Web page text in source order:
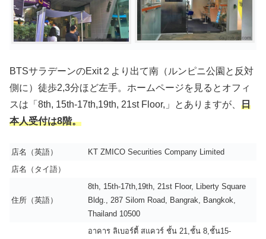
BTSサラデーンのExit２より出て南（ルンピニ公園と反対
側に）徒歩2,3分ほど左手。ホームページを見るとオフィ
スは「8th, 15th-17th,19th, 21st Floor,」とありますが、 日
本人受付は8階。
店名（英語）
KT ZMICO Securities Company Limited
店名（タイ語）
住所（英語）
8th, 15th-17th,19th, 21st Floor, Liberty Square
Bldg., 287 Silom Road, Bangrak, Bangkok,
Thailand 10500
อาคาร ลิเบอร์ตี้ สแควร์ ชั้น 21,ชั้น 8,ชั้น15-